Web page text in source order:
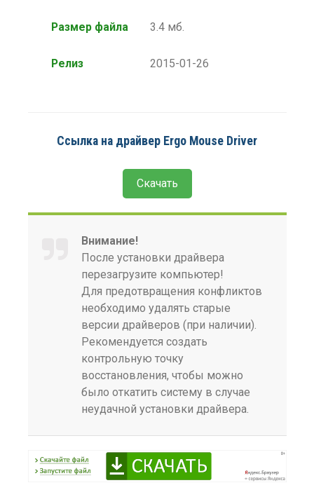
Размер файла 3.4 мб.
Релиз 2015-01-26
Ссылка на драйвер Ergo Mouse Driver
Скачать
Внимание!
После установки драйвера
перезагрузите компьютер!
Для предотвращения конфликтов
необходимо удалять старые
версии драйверов (при наличии).
Рекомендуется создать
контрольную точку
восстановления, чтобы можно
было откатить систему в случае
неудачной установки драйвера.